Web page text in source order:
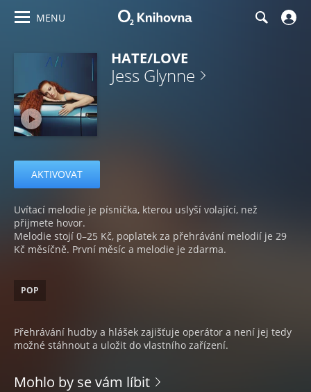
MENU
HATE/LOVE
Jess Glynne
AKTIVOVAT
Uvítací melodie je písnička, kterou uslyší volající, než
přijmete hovor.
Melodie stojí 0–25 Kč, poplatek za přehrávání melodií je 29
Kč měsíčně. První měsíc a melodie je zdarma.
POP
Přehrávání hudby a hlášek zajišťuje operátor a není jej tedy
možné stáhnout a uložit do vlastního zařízení.
Mohlo by se vám líbit